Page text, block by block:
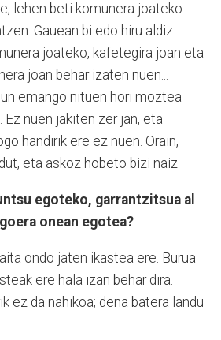
lehen beti komunera joateko
Gauean bi edo hiru aldiz
joateko, kafetegira joan eta
joan behar izaten nuen...
emango nituen hori moztea
Ez nuen jakiten zer jan, eta
handirik ere ez nuen. Orain,
eta askoz hobeto bizi naiz.
egoteko, garrantzitsua al
onean egotea?
ondo jaten ikastea ere. Burua
ere hala izan behar dira.
ez da nahikoa; dena batera landu